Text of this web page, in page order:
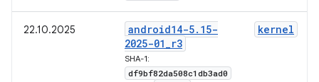
22.10.2025 android14-5. 15-
2025-01_r3
SHA-1:
df9bf82da508c1db3ad0
kernel